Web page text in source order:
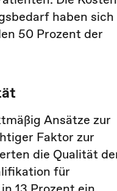
haben sich
50 Prozent der
Ansätze zur
Faktor zur
die Qualität
für